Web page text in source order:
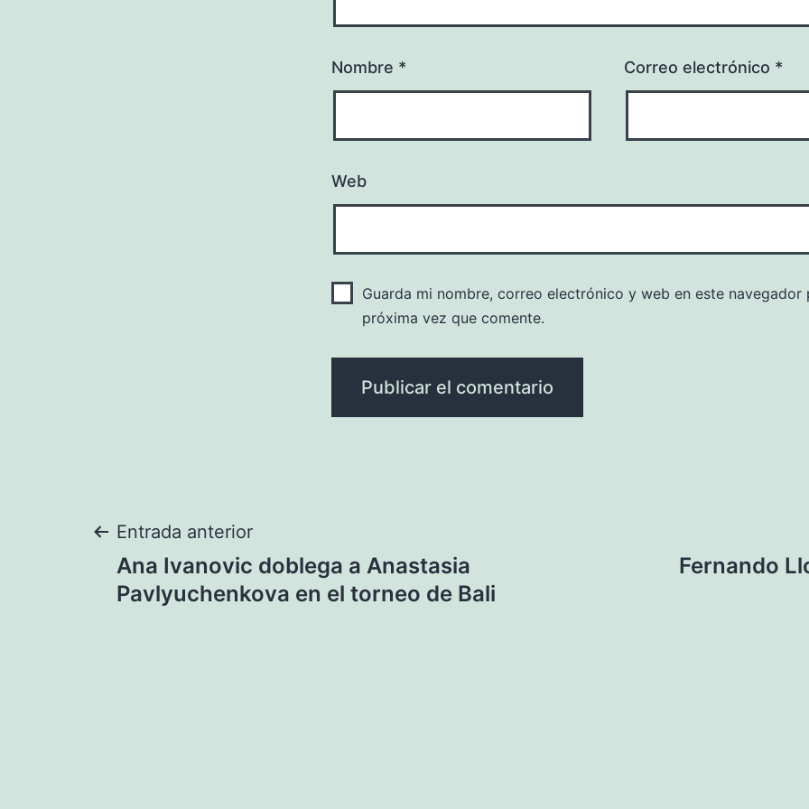
Nombre * Correo electrónico *
Web
Guarda mi nombre, correo electrónico y web en este navegador
próxima vez que comente.
Navegación
de
Entrada anterior
Ana Ivanovic doblega a Anastasia
Pavlyuchenkova en el torneo de Bali
Fernando